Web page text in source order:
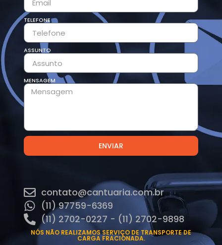
TELEFONE
ASSUNTO
MENSAGEM
ENVIAR
contato@cantuaria.com.br
(11) 97759-6369
(11) 2702-0227 - (11) 2702-9898
NÓS NÃO REALIZAMOS SERVIÇO DE TRANSPORTE DE
CARGA FRACIONADA.